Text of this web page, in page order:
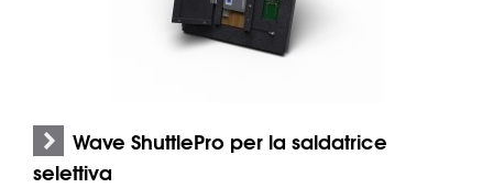
Wave ShuttlePro per la saldatrice
selettiva